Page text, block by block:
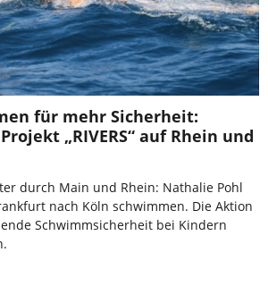
für mehr Sicherheit:
„RIVERS“ auf Rhein und
durch Main und Rhein: Nathalie Pohl
nach Köln schwimmen. Die Aktion
Schwimmsicherheit bei Kindern